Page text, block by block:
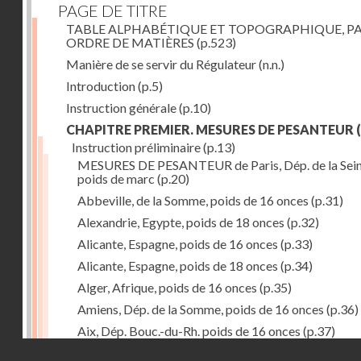
PAGE DE TITRE
TABLE ALPHABÉTIQUE ET TOPOGRAPHIQUE,
ORDRE DE MATIÈRES (p.523)
Manière de se servir du Régulateur(n.n.)
Introduction(p.5)
Instruction générale(p.10)
CHAPITRE PREMIER. MESURES DE PESANTEUR
Instruction préliminaire(p.13)
MESURES DE PESANTEUR de Paris, Dép. de la
poids de marc (p.20)
Abbeville, de la Somme, poids de 16 onces (p.31)
Alexandrie, Egypte, poids de 18 onces (p.32)
Alicante, Espagne, poids de 16 onces (p.33)
Alicante, Espagne, poids de 18 onces (p.34)
Alger, Afrique, poids de 16 onces (p.35)
Amiens, Dép. de la Somme, poids de 16 onces (p.36)
Aix, Dép. Bouc.-du-Rh. poids de 16 onces (p.37)